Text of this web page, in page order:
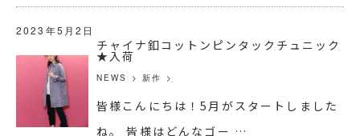
2023年5月2日
チャイナ釦コットンピンタックチュニック
★入荷
NEWS >新作 >
皆様こんにちは！5月がスタートしました
ね。 皆様はどんなゴー …